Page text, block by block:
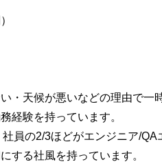
・天候が悪いなどの理由で一
経験を持っています。
員の2/3ほどがエンジニア/QA
する社風を持っています。